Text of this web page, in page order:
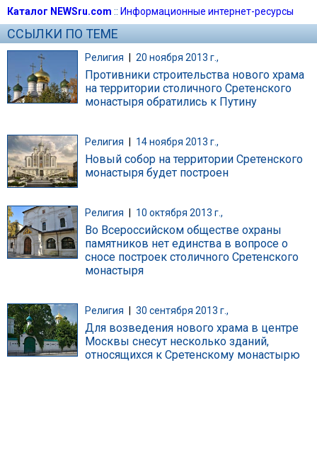
Каталог NEWSru.com :: Информационные интернет-ресурсы
ССЫЛКИ ПО ТЕМЕ
Религия | 20 ноября 2013 г.,
Противники строительства нового храма
на территории столичного Сретенского
монастыря обратились к Путину
Религия 14 ноября 2013 г.,
Новый собор на территории Сретенского
монастыря будет построен
Религия 10 октября 2013 г.,
Во Всероссийском обществе охраны
памятников нет единства в вопросе о
сносе построек столичного Сретенского
монастыря
Религия 30 сентября 2013 г.,
Для возведения нового храма в центре
Москвы снесут несколько зданий,
относящихся к Сретенскому монастырю